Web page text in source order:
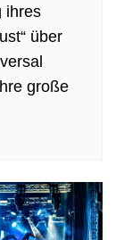
ihres
über
große